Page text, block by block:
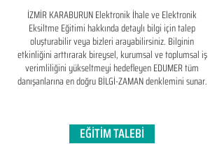
İZMİR KARABURUN Elektronik İhale ve Elektronik
Eksiltme Eğitimi hakkında detaylı bilgi için talep
oluşturabilir veya bizleri arayabilirsiniz. Bilginin
etkinliğini arttırarak bireysel, kurumsal ve toplumsal iş
verimliliğini yükseltmeyi hedefleyen​ EDUMER tüm
danışanlarına en doğru BİLGİ-ZAMAN denklemini sunar.
EĞİTİM TALEBİ